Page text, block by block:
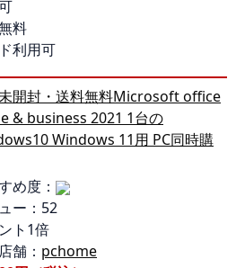
料
利用可
開封・送料無料Microsoft office
& business 2021 1台の
Windows 11用 PC同時購
め度：
ー：52
ト1倍
舗： pchome